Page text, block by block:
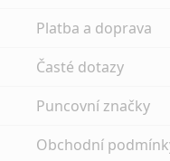
Platba a doprava
Časté dotazy
Puncovní značky
Obchodní